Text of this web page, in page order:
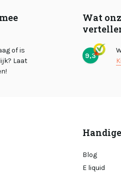
of is
Laat
Wat
9,3
Blog
E liquid